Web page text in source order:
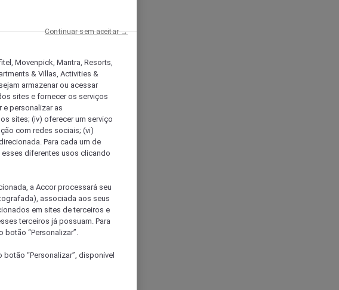
Movenpick, Mantra, Resorts,
& Villas, Activities &
armazenar ou acessar
sites e fornecer os serviços
personalizar as
sites; (iv) oferecer um serviço
com redes sociais; (vi)
Para cada um de
diferentes usos clicando
a Accor processará seu
associada aos seus
em sites de terceiros e
terceiros já possuam. Para
botão “Personalizar”.
“Personalizar”, disponível
Continuar sem aceitar →